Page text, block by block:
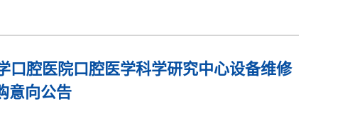
口腔医院口腔医学科学研究中心设备维修
意向公告